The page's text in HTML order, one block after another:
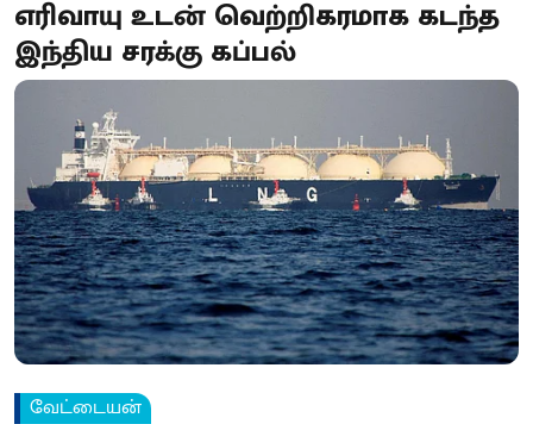
எரிவாயு உடன் வெற்றிகரமாக கடந்த
இந்திய சரக்கு கப்பல்
வேட்டையன்